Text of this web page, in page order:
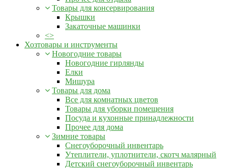
Товары для консервирования
Крышки
Закаточные машинки
<>
Хозтовары и инструменты
Новогодние товары
Новогодние гирлянды
Елки
Мишура
Товары для дома
Все для комнатных цветов
Товары для уборки помещения
Посуда и кухонные принадлежности
Прочее для дома
Зимние товары
Снегоуборочный инвентарь
Утеплители, уплотнители, скотч малярный
Детский снегоуборочный инвентарь